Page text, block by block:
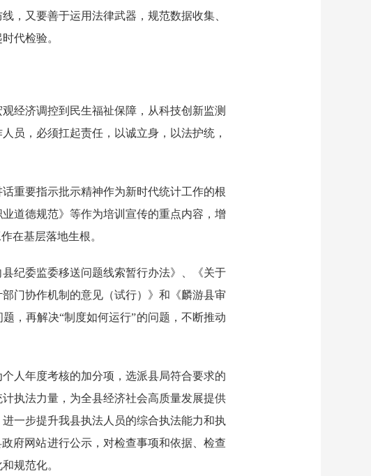
，又要善于运用法律武器，规范数据收集、
代检验。
经济调控到民生福祉保障，从科技创新监测
员，必须扛起责任，以诚立身，以法护统，
重要指示批示精神作为新时代统计工作的根
道德规范》等作为培训宣传的重点内容，增
在基层落地生根。
纪委监委移送问题线索暂行办法》、《关于
门协作机制的意见 （试行）》和《麟游县审
，再解决“制度如何运行”的问题，不断推动
人年度考核的加分项，选派县局符合要求的
执法力量，为全县经济社会高质量发展提供
一步提升我县执法人员的综合执法能力和执
府网站进行公示，对检查事项和依据、检查
规范化。